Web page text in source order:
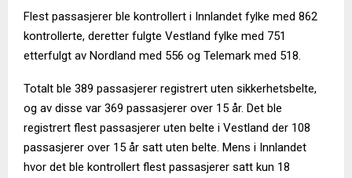
Flest passasjerer ble kontrollert i Innlandet fylke med 862
kontrollerte, deretter fulgte Vestland fylke med 751
etterfulgt av Nordland med 556 og Telemark med 518.
Totalt ble 389 passasjerer registrert uten sikkerhetsbelte,
og av disse var 369 passasjerer over 15 år. Det ble
registrert flest passasjerer uten belte i Vestland der 108
passasjerer over 15 år satt uten belte. Mens i Innlandet
hvor det ble kontrollert flest passasjerer satt kun 18